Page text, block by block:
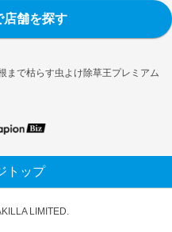
まで枯らす虫よけ除草王プレミアム
店舗を探す
トップ
LIMITED.